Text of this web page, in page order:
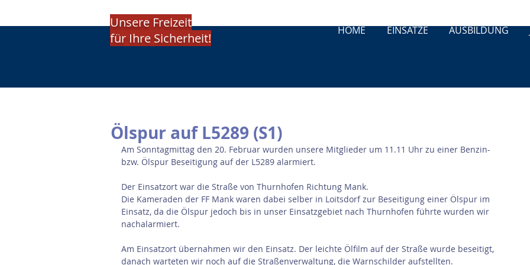
Unsere Freizeit
für Ihre Sicherheit!
HOME EINSÄTZE AUSBILDUNG
Ölspur auf L5289 (S1)
Am Sonntagmittag den 20. Februar wurden unsere Mitglieder um 11.11 Uhr zu einer Benzin-
bzw. Ölspur Beseitigung auf der L5289 alarmiert.
Der Einsatzort war die Straße von Thurnhofen Richtung Mank.
Die Kameraden der FF Mank waren dabei selber in Loitsdorf zur Beseitigung einer Ölspur im
Einsatz, da die Ölspur jedoch bis in unser Einsatzgebiet nach Thurnhofen führte wurden wir
nachalarmiert.
Am Einsatzort übernahmen wir den Einsatz. Der leichte Ölfilm auf der Straße wurde beseitigt,
danach warteten wir noch auf die Straßenverwaltung, die Warnschilder aufstellten.